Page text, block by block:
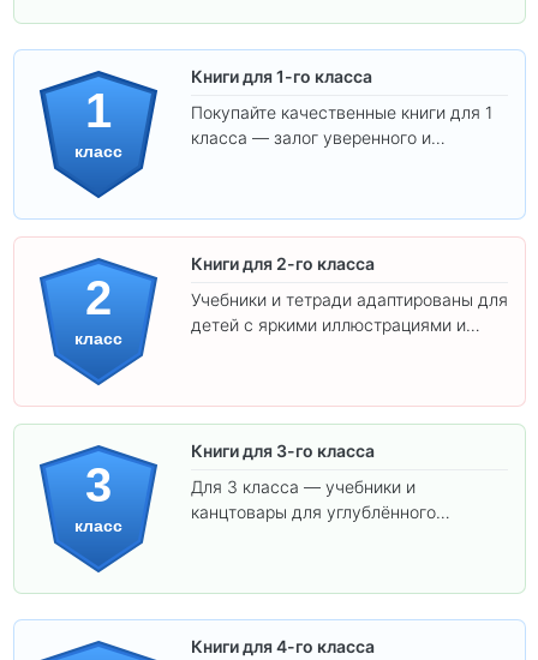
1
класс
Книги для 1-го класса
Покупайте качественные книги для 1
класса — залог уверенного и
2
класс
Книги для 2-го класса
Учебники и тетради адаптированы для
детей с яркими иллюстрациями и
3
класс
Книги для 3-го класса
Для 3 класса — учебники и
канцтовары для углублённого
Книги для 4-го класса